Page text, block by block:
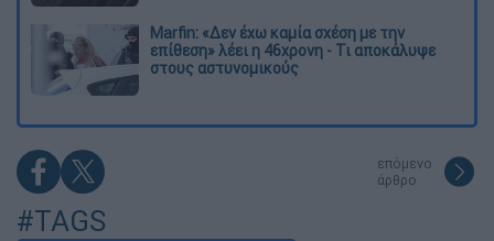
Marfin: «Δεν έχω καμία σχέση με την
επίθεση» λέει η 46χρονη - Τι αποκάλυψε
στους αστυνομικούς
επόμενο
άρθρο
#TAGS